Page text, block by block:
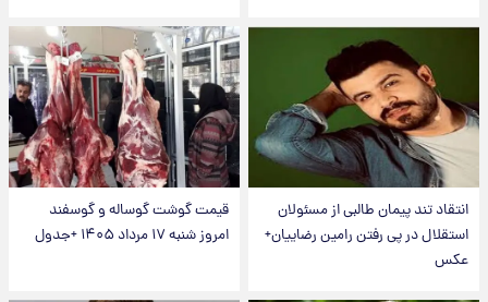
انتقاد تند پیمان طالبی از مسئولان
استقلال در پی رفتن رامین رضاییان+
عکس
قیمت گوشت گوساله و گوسفند
امروز شنبه ۱۷ مرداد ۱۴۰۵ +جدول